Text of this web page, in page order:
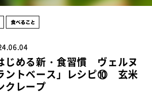
じめる新・食習慣 ヴェルヌ
ントベース」レシピ⑩ 玄米
クレープ